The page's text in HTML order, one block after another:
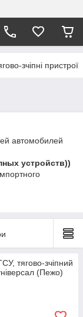
зчіпні пристрої
автомобилей
устройств))
вы не находите
на сайте
тягово-зчіпний
(Пежо)